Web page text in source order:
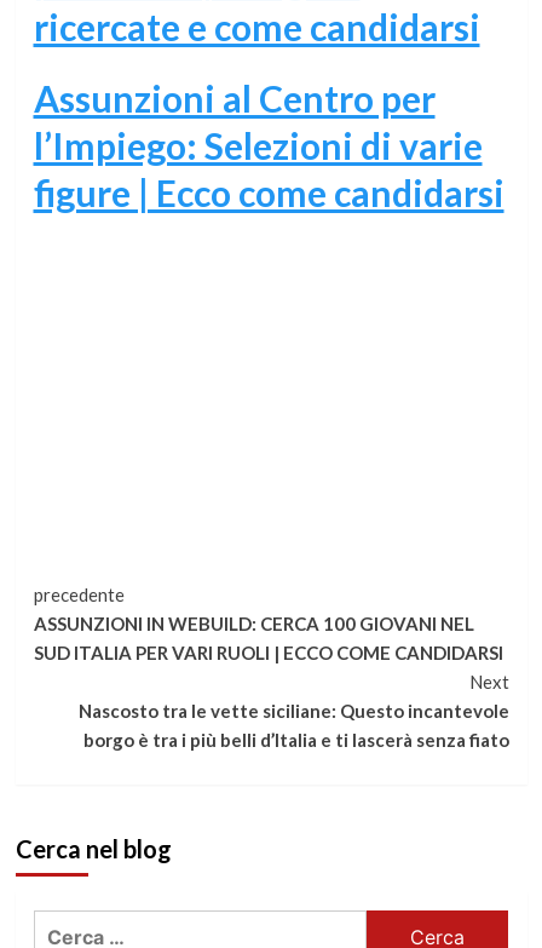
ricercate e come candidarsi
Assunzioni al Centro per
l’Impiego: Selezioni di varie
figure | Ecco come candidarsi
Continua
a
leggere
precedente
ASSUNZIONI IN WEBUILD: CERCA 100 GIOVANI NEL
SUD ITALIA PER VARI RUOLI | ECCO COME CANDIDARSI
Next
Nascosto tra le vette siciliane: Questo incantevole
borgo è tra i più belli d’Italia e ti lascerà senza fiato
Cerca nel blog